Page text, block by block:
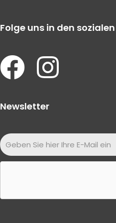
Folge uns in den
Newsletter